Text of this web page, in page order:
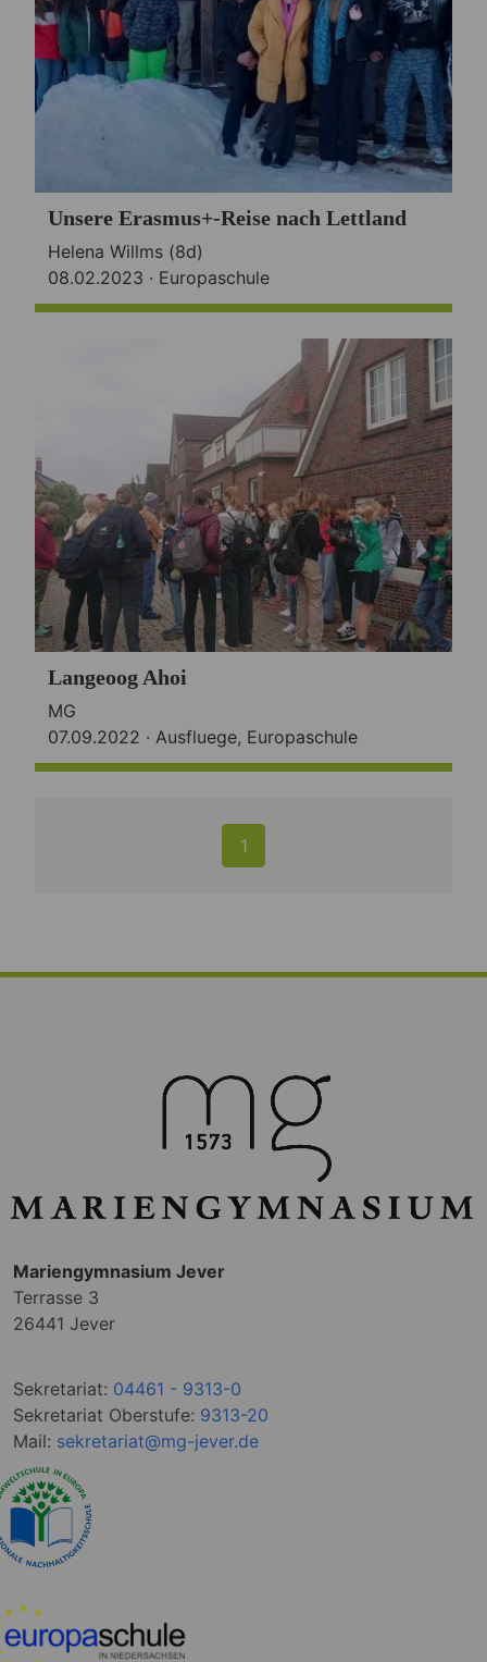
Unsere Erasmus+-Reise nach Lettland
Helena Willms (8d)
08.02.2023 · Europaschule
Langeoog Ahoi
MG
07.09.2022 · Ausfluege, Europaschule
1
Mariengymnasium Jever
Terrasse 3
26441 Jever
Sekretariat: 04461 - 9313-0
Sekretariat Oberstufe: 9313-20
Mail: sekretariat@mg-jever.de